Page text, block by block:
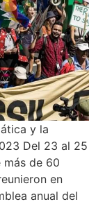
y la
Del 23 al 25
de 60
en
anual del